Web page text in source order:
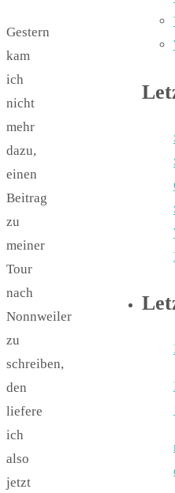
Gestern
kam
ich
nicht
mehr
dazu,
einen
Beitrag
zu
meiner
Tour
nach
Nonnweiler
zu
schreiben,
den
liefere
ich
also
jetzt